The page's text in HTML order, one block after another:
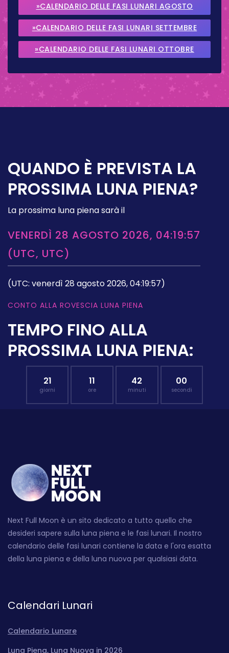
»CALENDARIO DELLE FASI LUNARI AGOSTO
2026
»CALENDARIO DELLE FASI LUNARI SETTEMBRE
2026
»CALENDARIO DELLE FASI LUNARI OTTOBRE
QUANDO È PREVISTA LA
PROSSIMA LUNA PIENA?
La prossima luna piena sarà il
VENERDÌ 28 AGOSTO 2026, 04:19:57
(UTC, UTC)
(UTC: venerdì 28 agosto 2026, 04:19:57)
CONTO ALLA ROVESCIA LUNA PIENA
TEMPO FINO ALLA
PROSSIMA LUNA PIENA:
21
giorni
11
ore
41
minuti
59
secondi
Next Full Moon è un sito dedicato a tutto quello che
desideri sapere sulla luna piena e le fasi lunari. Il nostro
calendario delle fasi lunari contiene la data e l'ora esatta
della luna piena e della luna nuova per qualsiasi data.
Calendari Lunari
Calendario Lunare
Luna Piena, Luna Nuova in 2026